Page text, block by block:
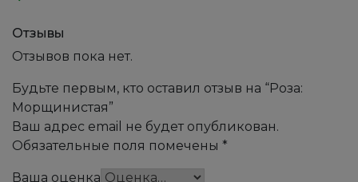
Отзывы
Отзывов пока нет.
Будьте первым, кто оставил отзыв на “Роза:
Морщинистая”
Ваш адрес email не будет опубликован.
Обязательные поля помечены *
Ваша оценка